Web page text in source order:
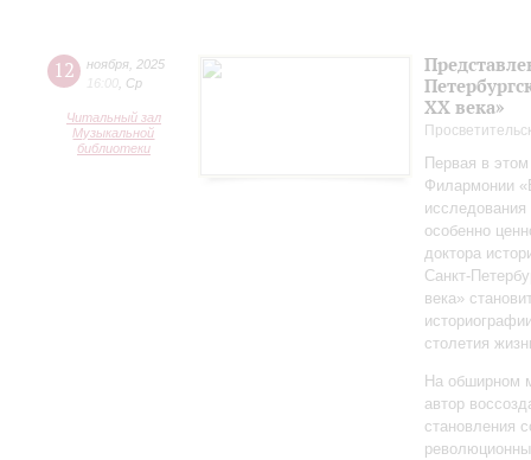
12 ноября 2025
16:00 Ср
Читальный зал
Музыкальной
библиотеки
ХХ века»
Первая в
Филармонии
особенно
доктора
века»
столетия
На обширном
автор
становления